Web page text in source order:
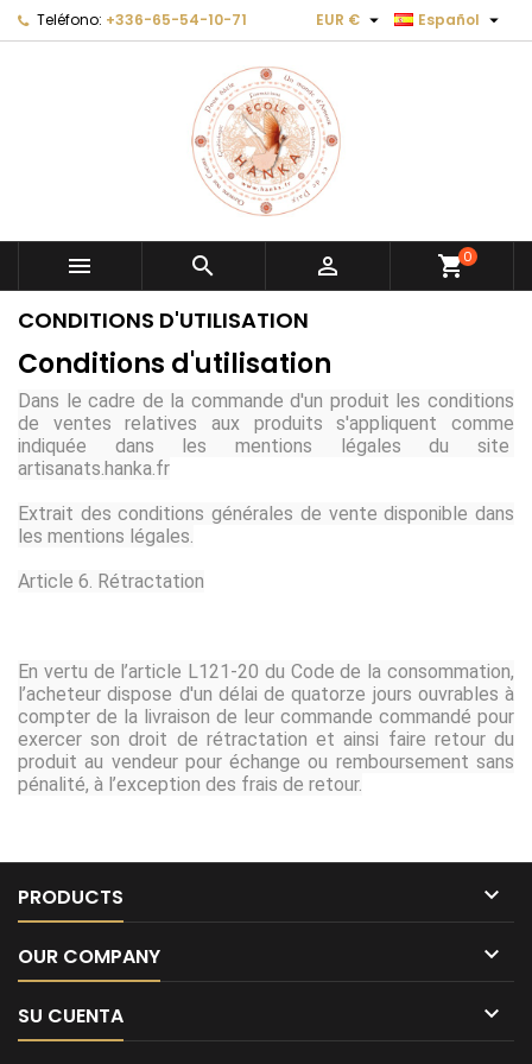
Teléfono: +336-65-54-10-71 Español 
EUR € 
   shopping_cart0
CONDITIONS D'UTILISATION
Conditions d'utilisation
Dans le cadre de la commande d'un produit les conditions
de ventes relatives aux produits s'appliquent comme
indiquée dans les mentions légales du site
artisanats.hanka.fr
Extrait des conditions générales de vente disponible dans
les mentions légales.
Article 6. Rétractation
En vertu de l’article L121-20 du Code de la consommation,
l’acheteur dispose d'un délai de quatorze jours ouvrables à
compter de la livraison de leur commande commandé pour
exercer son droit de rétractation et ainsi faire retour du
produit au vendeur pour échange ou remboursement sans
pénalité, à l’exception des frais de retour.
PRODUCTS 
OUR COMPANY 
SU CUENTA 
Añadir a la lista de deseos ×
Créer une nouvelle liste
((modalTitle)) ×
((confirmMessage))
((cancelText)) ((modalDeleteText))
Crear lista de deseos ×
Nombre de la lista de deseos
Iniciar sesión ×
Debe iniciar sesión para guardar productos en su
Cancelar